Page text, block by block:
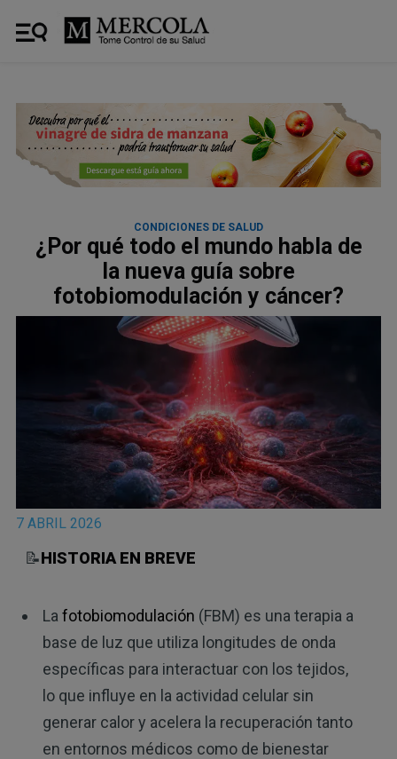
CONDICIONES DE SALUD
¿Por qué todo el mundo habla de
la nueva guía sobre
fotobiomodulación y cáncer?
7 ABRIL 2026
📝HISTORIA EN BREVE
La fotobiomodulación (FBM) es una terapia a
base de luz que utiliza longitudes de onda
específicas para interactuar con los tejidos,
lo que influye en la actividad celular sin
generar calor y acelera la recuperación tanto
en entornos médicos como de bienestar